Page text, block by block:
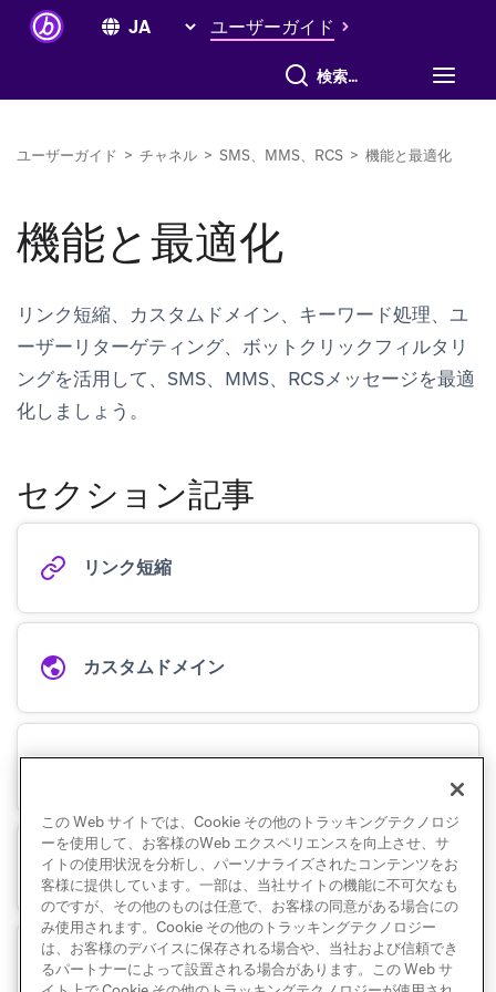
ユーザーガイド
すべて検索
ユーザーガイド > チャネル > SMS、MMS、RCS > 機能と最適化
機能と最適化
リンク短縮、カスタムドメイン、キーワード処理、ユ
ーザーリターゲティング、ボットクリックフィルタリ
ングを活用して、SMS、MMS、RCSメッセージを最適
化しましょう。
セクション記事
リンク短縮
カスタムドメイン
ユーザーリターゲティング
ボットクリックフィルタリング
この Web サイトでは、Cookie その他のトラッキングテクノロジ
ーを使用して、お客様のWeb エクスペリエンスを向上させ、サ
イトの使用状況を分析し、パーソナライズされたコンテンツをお
客様に提供しています。一部は、当社サイトの機能に不可欠なも
のですが、その他のものは任意で、お客様の同意がある場合にの
み使用されます。Cookie その他のトラッキングテクノロジー
は、お客様のデバイスに保存される場合や、当社および信頼でき
るパートナーによって設置される場合があります。この Web サ